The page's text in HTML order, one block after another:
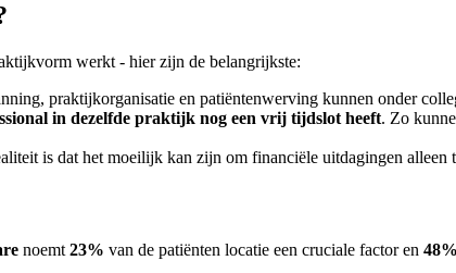
werkt - hier zijn de belangrijkste:
praktijkorganisatie en patiëntenwerving kunnen onder
in dezelfde praktijk nog een vrij tijdslot heeft. Zo
is dat het moeilijk kan zijn om financiële uitdagingen alleen
noemt 23% van de patiënten locatie een cruciale factor en 48%